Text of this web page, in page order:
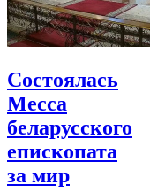
Состоялась
Месса
беларусского
епископата
за мир